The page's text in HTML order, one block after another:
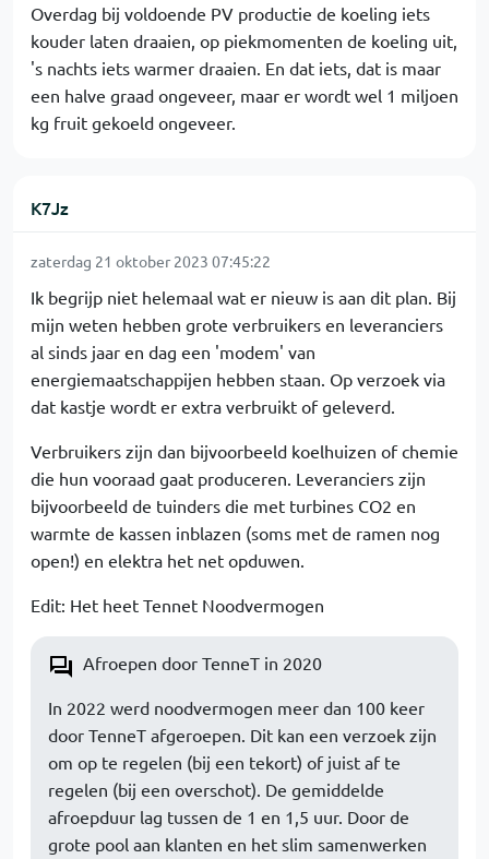
Overdag bij voldoende PV productie de koeling iets
kouder laten draaien, op piekmomenten de koeling uit,
's nachts iets warmer draaien. En dat iets, dat is maar
een halve graad ongeveer, maar er wordt wel 1 miljoen
kg fruit gekoeld ongeveer.
K7Jz
zaterdag 21 oktober 2023 07:45:22
Ik begrijp niet helemaal wat er nieuw is aan dit plan. Bij
mijn weten hebben grote verbruikers en leveranciers
al sinds jaar en dag een 'modem' van
energiemaatschappijen hebben staan. Op verzoek via
dat kastje wordt er extra verbruikt of geleverd.
Verbruikers zijn dan bijvoorbeeld koelhuizen of chemie
die hun vooraad gaat produceren. Leveranciers zijn
bijvoorbeeld de tuinders die met turbines CO2 en
warmte de kassen inblazen (soms met de ramen nog
open!) en elektra het net opduwen.
Edit: Het heet Tennet Noodvermogen
Afroepen door TenneT in 2020
In 2022 werd noodvermogen meer dan 100 keer
door TenneT afgeroepen. Dit kan een verzoek zijn
om op te regelen (bij een tekort) of juist af te
regelen (bij een overschot). De gemiddelde
afroepduur lag tussen de 1 en 1,5 uur. Door de
grote pool aan klanten en het slim samenwerken